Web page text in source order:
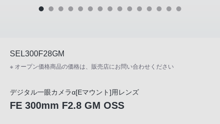
SEL300F28GM
※ オープン価格商品の価格は、販売店にお問い合わせください
デジタル一眼カメラα[Eマウント]用レンズ
FE 300mm F2.8 GM OSS